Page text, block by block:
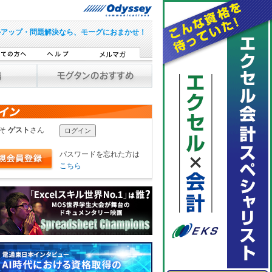
ップ・問題解決なら、モーグにおまかせ！
ゲスト さん
パスワードを忘れた方は
こちら